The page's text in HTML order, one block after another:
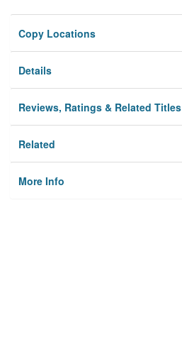
Copy Locations
Details
Reviews, Ratings & Related Titles
Related
More Info